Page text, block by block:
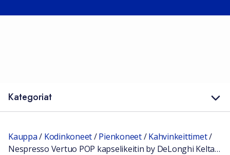
Kategoriat
Kauppa/ Kodinkoneet/Pienkoneet/Kahvinkeittimet/
Nespresso Vertuo POP kapselikeitin by DeLonghi Keltainen